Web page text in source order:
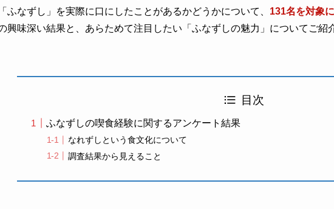
ふなずし」を実際に口にしたことがあるかどうかについて、 131名を対象
興味深い結果と、あらためて注目したい「ふなずしの魅力」についてご紹
目次
ふなずしの喫食経験に関するアンケート結果
なれずしという食文化について
調査結果から見えること